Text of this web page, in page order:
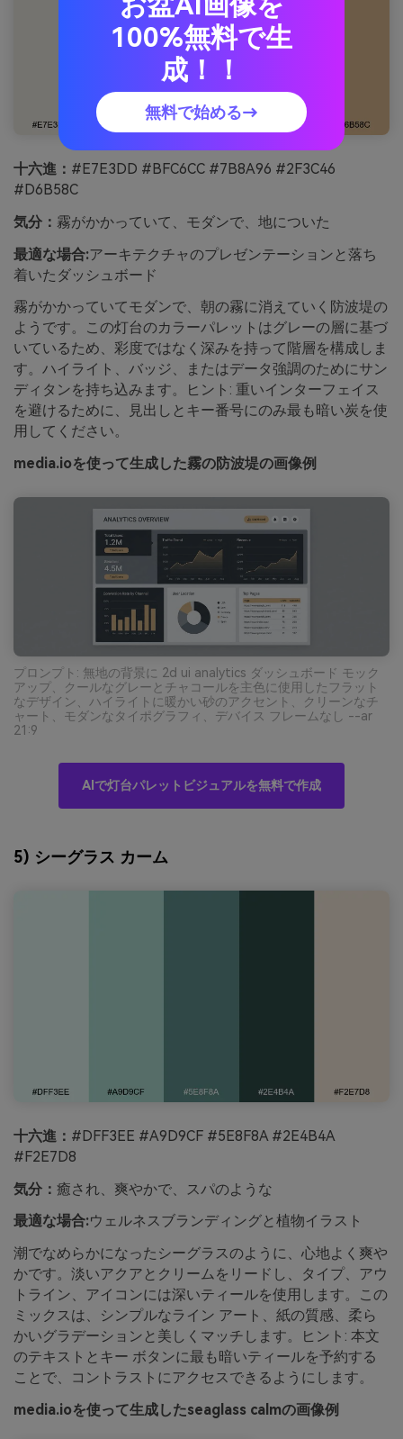
十六進： #E7E3DD #BFC6CC #7B8A96 #2F3C46
#D6B58C
気分： 霧がかかっていて、モダンで、地についた
最適な場合:アーキテクチャのプレゼンテーションと落ち
着いたダッシュボード
霧がかかっていてモダンで、朝の霧に消えていく防波堤の
ようです。この灯台のカラーパレットはグレーの層に基づ
いているため、彩度ではなく深みを持って階層を構成しま
す。ハイライト、バッジ、またはデータ強調のためにサン
ディタンを持ち込みます。ヒント: 重いインターフェイス
を避けるために、見出しとキー番号にのみ最も暗い炭を使
用してください。
media.ioを使って生成した霧の防波堤の画像例
プロンプト: 無地の背景に 2d ui analytics ダッシュボード モック
アップ、クールなグレーとチャコールを主色に使用したフラット
なデザイン、ハイライトに暖かい砂のアクセント、クリーンなチ
ャート、モダンなタイポグラフィ、デバイス フレームなし --ar
21:9
AIで灯台パレットビジュアルを無料で作成
5) シーグラス カーム
十六進： #DFF3EE #A9D9CF #5E8F8A #2E4B4A
#F2E7D8
気分： 癒され、爽やかで、スパのような
最適な場合:ウェルネスブランディングと植物イラスト
潮でなめらかになったシーグラスのように、心地よく爽や
かです。淡いアクアとクリームをリードし、タイプ、アウ
トライン、アイコンには深いティールを使用します。この
ミックスは、シンプルなライン アート、紙の質感、柔ら
かいグラデーションと美しくマッチします。ヒント: 本文
のテキストとキー ボタンに最も暗いティールを予約する
ことで、コントラストにアクセスできるようにします。
media.ioを使って生成したseaglass calmの画像例
100%無料で生
成！！
無料で始める→